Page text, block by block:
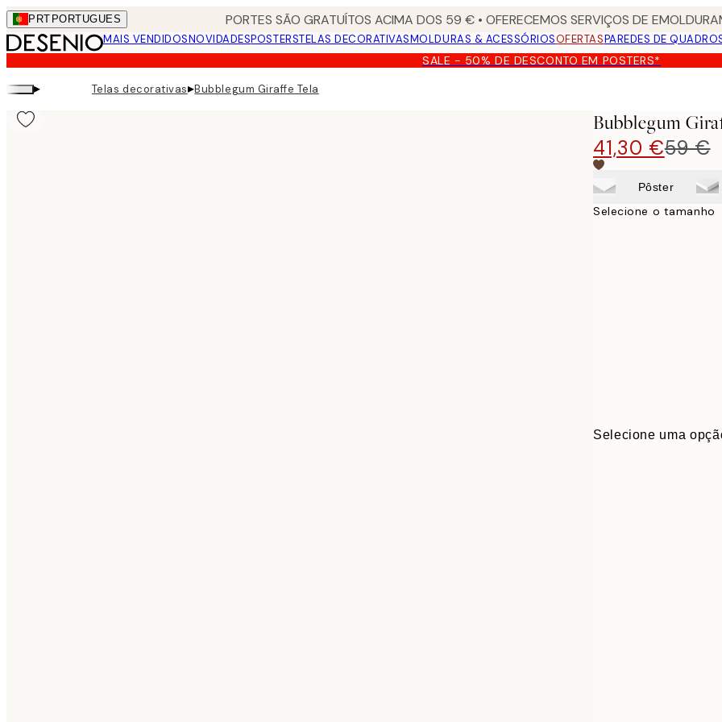
Skip
to
main
content.
PRT PORTUGUES PORTES SÃO GRATUÍTOS ACIMA DOS 59 € • OFERECEMOS SERVIÇOS DE
MAIS VENDIDOSNOVIDADESPOSTERSTELAS DECORATIVASMOLDURAS & ACESSÓRIOSOFERTASPAREDES DE
SALE - 50% DE DESCONTO EM POSTERS*
▸ Telas decorativas▸Bubblegum Giraffe Tela
Bubblegum
41,30 €59 €
Pôster
Selecione o tamanho
Selecione uma